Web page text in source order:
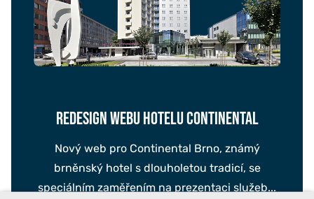
REDESIGN WEBU HOTELU CONTINENTAL
Nový web pro Continental Brno, známý
brněnský hotel s dlouholetou tradicí, se
speciálním zaměřením na prezentaci služeb...